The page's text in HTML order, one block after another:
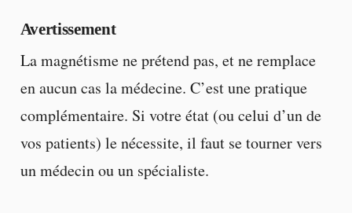
Avertissement
La magnétisme ne prétend pas, et ne remplace
en aucun cas la médecine. C’est une pratique
complémentaire. Si votre état (ou celui d’un de
vos patients) le nécessite, il faut se tourner vers
un médecin ou un spécialiste.